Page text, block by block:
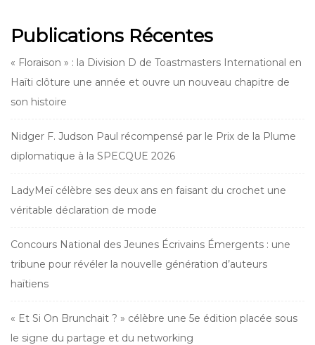
Publications Récentes
« Floraison » : la Division D de Toastmasters International en
Haïti clôture une année et ouvre un nouveau chapitre de
son histoire
Nidger F. Judson Paul récompensé par le Prix de la Plume
diplomatique à la SPECQUE 2026
LadyMeï célèbre ses deux ans en faisant du crochet une
véritable déclaration de mode
Concours National des Jeunes Écrivains Émergents : une
tribune pour révéler la nouvelle génération d’auteurs
haïtiens
« Et Si On Brunchait ? » célèbre une 5e édition placée sous
le signe du partage et du networking